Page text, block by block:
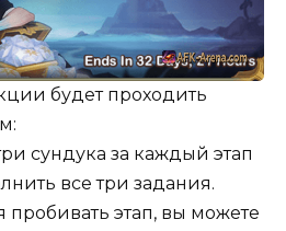
будет проходить
сундука за каждый этап
все три задания.
пробивать этап, вы можете